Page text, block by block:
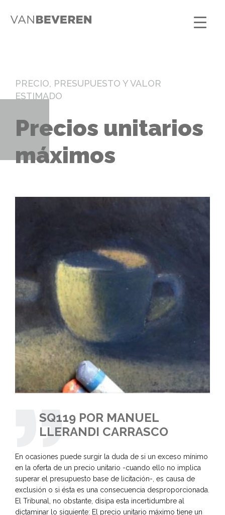
PRECIO, PRESUPUESTO Y VALOR
ESTIMADO
Precios unitarios
máximos
SQ119 POR MANUEL
LLERANDI CARRASCO
En ocasiones puede surgir la duda de si un exceso mínimo
en la oferta de un precio unitario -cuando ello no implica
superar el presupuesto base de licitación-, es causa de
exclusión o si ésta es una consecuencia desproporcionada.
El Tribunal, no obstante, disipa esta incertidumbre al
dictaminar lo siguiente: El precio unitario máximo tiene un